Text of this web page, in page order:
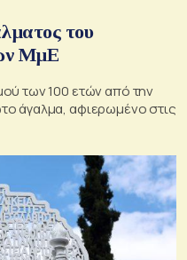
του
ΜμΕ
των 100 ετών από την
άγαλμα, αφιερωμένο στις